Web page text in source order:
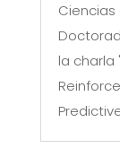
la charla